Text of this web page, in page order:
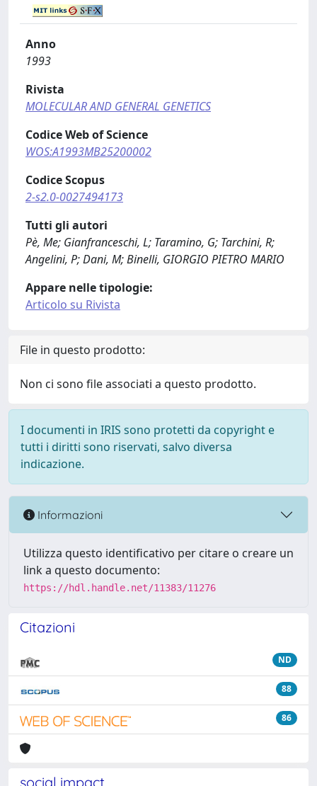
Anno
1993
Rivista
MOLECULAR AND GENERAL GENETICS
Codice Web of Science
WOS:A1993MB25200002
Codice Scopus
2-s2.0-0027494173
Tutti gli autori
Pè, Me; Gianfranceschi, L; Taramino, G; Tarchini, R;
Angelini, P; Dani, M; Binelli, GIORGIO PIETRO MARIO
Appare nelle tipologie:
Articolo su Rivista
File in questo prodotto:
Non ci sono file associati a questo prodotto.
I documenti in IRIS sono protetti da copyright e
tutti i diritti sono riservati, salvo diversa
indicazione.
Informazioni
Utilizza questo identificativo per citare o creare un
link a questo documento:
https://hdl.handle.net/11383/11276
Citazioni
ND
88
86
social impact